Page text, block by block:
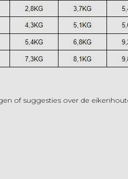
of suggesties over de